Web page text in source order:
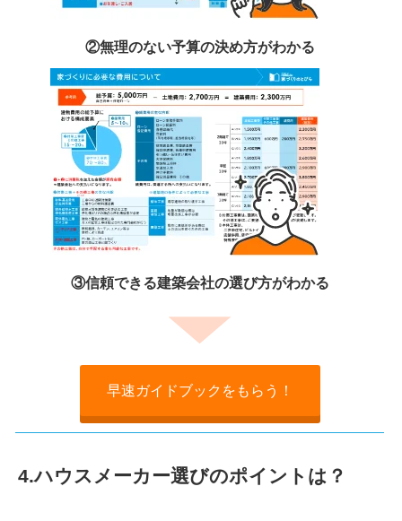
②無理のない予算の決め方がわかる
③信頼できる建築会社の選び方がわかる
早速ガイドブックをもらう！
4.ハウスメーカー選びのポイントは？